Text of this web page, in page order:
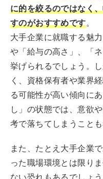
に的を絞るのではなく
すのがおすすめです。
大手企業に就職する魅
や「給与の高さ」、「
挙げられるでしょう。
く、資格保有者や業界
る可能性が高い傾向に
し」の状態では、意欲
考で落ちてしまうことも
また、たとえ大手企業
った職場環境とは限り